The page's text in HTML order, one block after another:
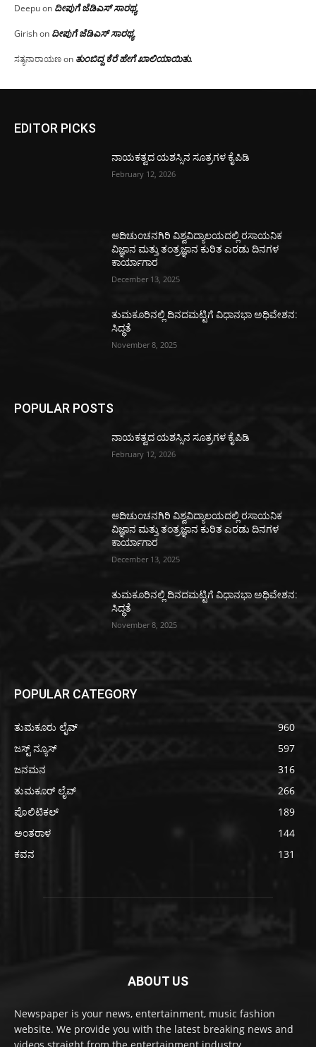
Deepuon ದೀಪುಗೆ ಜೆಡಿಎಸ್ ಸಾರಥ್ಯ
Girishon ದೀಪುಗೆ ಜೆಡಿಎಸ್ ಸಾರಥ್ಯ
ಸತ್ಯನಾರಾಯಣon ತುಂಬಿದ್ದ ಕೆರೆ ಹೇಗೆ ಖಾಲಿಯಾಯಿತು.
EDITOR PICKS
ನಾಯಕತ್ವದ ಯಶಸ್ಸಿನ ಸೂತ್ರಗಳ ಕೈಪಿಡಿ
February 12, 2026
ಆದಿಚುಂಚನಗಿರಿ ವಿಶ್ವವಿದ್ಯಾಲಯದಲ್ಲಿ ರಸಾಯನಿಕ
ವಿಜ್ಞಾನ ಮತ್ತು ತಂತ್ರಜ್ಞಾನ ಕುರಿತ ಎರಡು ದಿನಗಳ
ಕಾರ್ಯಾಗಾರ
December 13, 2025
ತುಮಕೂರಿನಲ್ಲಿ ದಿನದಮಟ್ಟಿಗೆ ವಿಧಾನಭಾ ಅಧಿವೇಶನ:
ಸಿದ್ಧತೆ
November 8, 2025
POPULAR POSTS
ನಾಯಕತ್ವದ ಯಶಸ್ಸಿನ ಸೂತ್ರಗಳ ಕೈಪಿಡಿ
February 12, 2026
ಆದಿಚುಂಚನಗಿರಿ ವಿಶ್ವವಿದ್ಯಾಲಯದಲ್ಲಿ ರಸಾಯನಿಕ
ವಿಜ್ಞಾನ ಮತ್ತು ತಂತ್ರಜ್ಞಾನ ಕುರಿತ ಎರಡು ದಿನಗಳ
ಕಾರ್ಯಾಗಾರ
December 13, 2025
ತುಮಕೂರಿನಲ್ಲಿ ದಿನದಮಟ್ಟಿಗೆ ವಿಧಾನಭಾ ಅಧಿವೇಶನ:
ಸಿದ್ಧತೆ
November 8, 2025
POPULAR CATEGORY
ತುಮಕೂರು ಲೈವ್
960
ಜಸ್ಟ್ ನ್ಯೂಸ್
597
ಜನಮನ
316
ತುಮಕೂರ್ ಲೈವ್
266
ಪೊಲಿಟಿಕಲ್
189
ಅಂತರಾಳ
144
ಕವನ
131
ABOUT US
Newspaper is your news, entertainment, music fashion
website. We provide you with the latest breaking news and
videos straight from the entertainment industry.